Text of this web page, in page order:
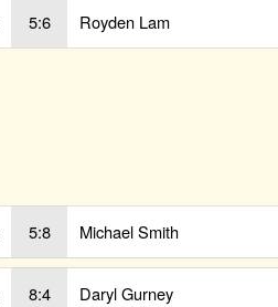
5:6 Royden Lam
5:8 Michael Smith
8:4 Daryl Gurney